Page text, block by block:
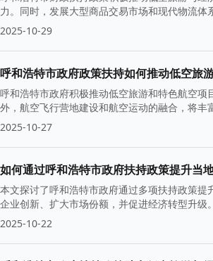
力。同时，发展大型商品交易市场和现代物流
础。
2025-10-29
呼和浩特市政府政策扶持如何推动低空旅
呼和浩特市政府积极推动低空旅游和特色航空
外，航空飞行营地建设和航空运动的融合，将
2025-10-27
如何通过呼和浩特市政府扶持政策提升当
本文探讨了呼和浩特市政府通过多项扶持政策
企业创新、扩大市场份额，并促进经济转型升
2025-10-22